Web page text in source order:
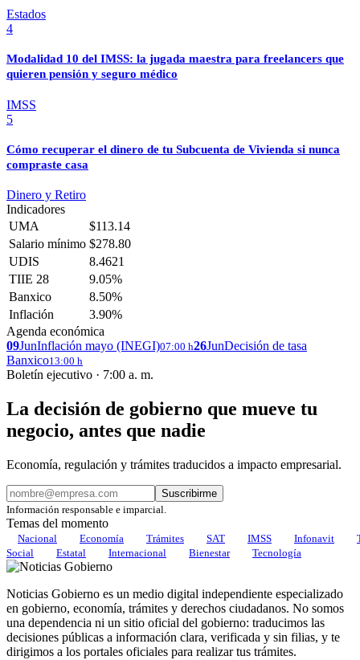
Estados
4
Modalidad 10 del IMSS: la jugada maestra para freelancers que
quieren pensión y seguro médico
IMSS
5
Cómo recuperar el dinero de tu Subcuenta de Vivienda si nunca
compraste casa
Dinero y Retiro
Indicadores
UMA
$113.14
Salario mínimo $278.80
UDIS
8.4621
TIIE 28
9.05%
Banxico
8.50%
Inflación
3.90%
Agenda económica
09JunInflación mayo (INEGI)07:00 h26JunDecisión de tasa
Banxico13:00 h
Boletín ejecutivo · 7:00 a. m.
La decisión de gobierno que mueve tu
negocio, antes que nadie
Economía, regulación y trámites traducidos a impacto empresarial.
Suscribirme
Información responsable e imparcial.
Temas del momento
Nacional Economía Trámites SAT IMSS Infonavit
Social
Estatal Internacional Bienestar Tecnología
Noticias Gobierno es un medio digital independiente especializado
en gobierno, economía, trámites y derechos ciudadanos. No somos
una dependencia ni un sitio oficial del gobierno: traducimos las
decisiones públicas a información clara, verificada y sin filias, y te
dirigimos a los portales oficiales para realizar tus trámites.